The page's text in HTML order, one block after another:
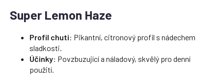
Super Lemon Haze
Profil chuti: Pikantní, citronový profil s nádechem
sladkosti.
Účinky: Povzbuzující a náladový, skvělý pro denní
použití.